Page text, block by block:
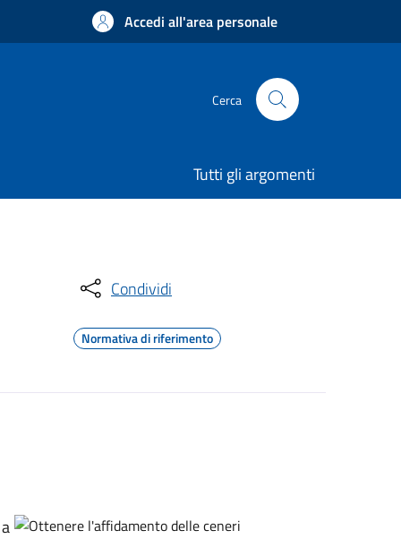
Accedi all'area personale
Cerca
Tutti gli argomenti
Condividi
Normativa di riferimento